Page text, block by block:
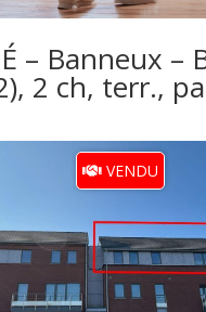
– Banneux –
2 ch, terr.,
VENDU